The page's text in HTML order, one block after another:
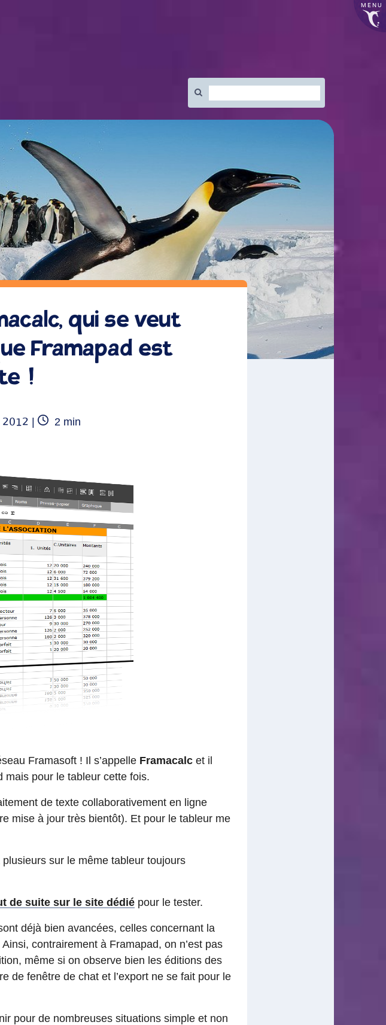
MENU
:
qui se veut
Framapad est
!
|
Temps
2 min
Framasoft ! Il s’appelle Framacalcet il
mais pour le tableur cette fois.
de texte collaborativement en ligne
mise à jour très bientôt). Et pour le tableur me
sur le même tableur toujours
de suite sur le site dédiépour le tester.
déjà bien avancées, celles concernant la
contrairement à Framapad, on n’est pas
même si on observe bien les éditions des
de fenêtre de chat et l’export ne se fait pour le
pour de nombreuses situations simple et non